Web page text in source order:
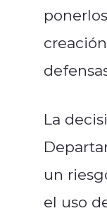
La
un
el uso